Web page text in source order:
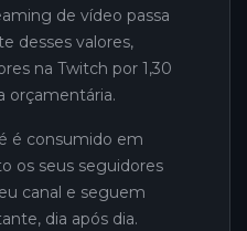
de vídeo passa
desses valores,
na Twitch por 1,30
orçamentária.
é consumido em
os seus seguidores
canal e seguem
dia após dia.